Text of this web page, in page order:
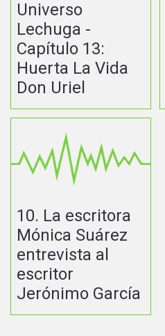
Universo
Lechuga -
Capítulo 13:
Huerta La Vida
Don Uriel
10. La escritora
Mónica Suárez
entrevista al
escritor
Jerónimo García